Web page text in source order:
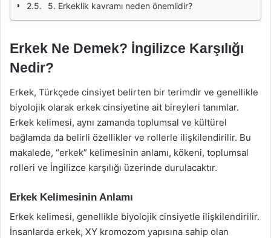
5. Erkeklik kavramı neden önemlidir?
Erkek Ne Demek? İngilizce Karşılığı
Nedir?
Erkek, Türkçede cinsiyet belirten bir terimdir ve genellikle
biyolojik olarak erkek cinsiyetine ait bireyleri tanımlar.
Erkek kelimesi, aynı zamanda toplumsal ve kültürel
bağlamda da belirli özellikler ve rollerle ilişkilendirilir. Bu
makalede, “erkek” kelimesinin anlamı, kökeni, toplumsal
rolleri ve İngilizce karşılığı üzerinde durulacaktır.
Erkek Kelimesinin Anlamı
Erkek kelimesi, genellikle biyolojik cinsiyetle ilişkilendirilir.
İnsanlarda erkek, XY kromozom yapısına sahip olan